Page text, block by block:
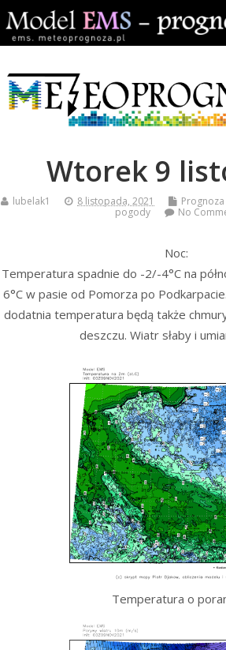
Wtorek 9
lubelak1 8 listopada, 2021
pogody
No
Noc:
Temperatura spadnie do -2/-4°C na
6°C w pasie od Pomorza po
dodatnia temperatura będą także
deszczu. Wiatr słaby i
Temperatura o